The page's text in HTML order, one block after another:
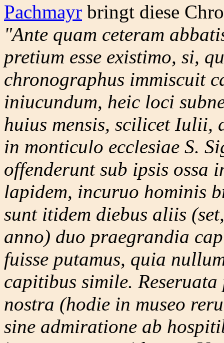
Pachmayr bringt diese
"Ante quam ceteram
pretium esse existimo, si,
chronographus immiscuit
iniucundum, heic loci
huius mensis, scilicet Iulii,
in monticulo ecclesiae S.
offenderunt sub ipsis ossa
lapidem, incuruo hominis
sunt itidem diebus aliis
anno) duo praegrandia
fuisse putamus, quia
capitibus simile.
nostra (hodie in museo
sine admiratione ab